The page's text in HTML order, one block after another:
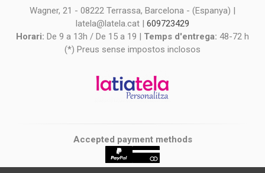
Wagner, 21 - 08222 Terrassa, Barcelona - (Espanya) |
latela@latela.cat | 609723429
Horari: De 9 a 13h / De 15 a 19 | Temps d'entrega: 48-72 h
(*) Preus sense impostos inclosos
Accepted payment methods